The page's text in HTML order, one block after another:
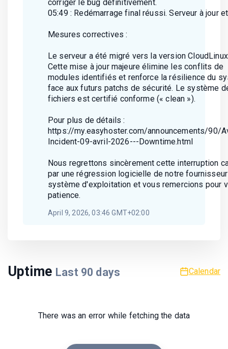
corriger le bug définitivement.
05:49 : Redémarrage final réussi. Serveur à jour
Mesures correctives :
Le serveur a été migré vers la version
Cette mise à jour majeure élimine les conflits de
modules identifiés et renforce la résilience du
face aux futurs patchs de sécurité. Le système
fichiers est certifié conforme (« clean »).
Pour plus de détails :
https://my.easyhoster.com/announcements/90/
Incident-09-avril-2026---Downtime.html
Nous regrettons sincèrement cette interruption
par une régression logicielle de notre
système d'exploitation et vous remercions pour
patience.
April 9, 2026, 03:46 GMT+02:00
Uptime Last 90 days Calendar
There was an error while fetching the data